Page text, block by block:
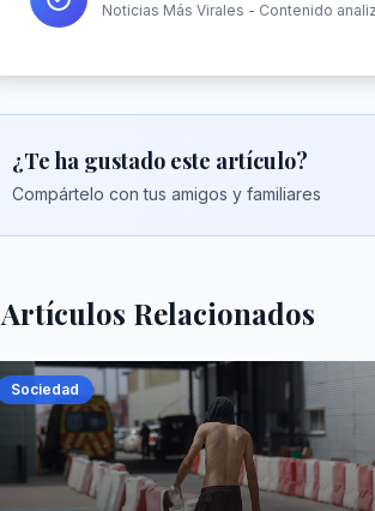
Noticias Más Virales - Contenido
¿Te ha gustado este artículo?
Compártelo con tus amigos y familiares
Artículos Relacionados
Sociedad